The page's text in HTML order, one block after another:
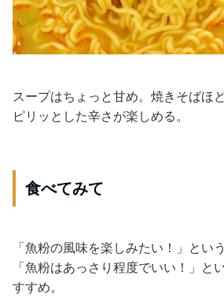
スープはちょっと甘め。焼きそばほ
ピリッとした辛さが楽しめる。
食べてみて
「魚粉の風味を楽しみたい！」とい
「魚粉はあっさり程度でいい！」と
すすめ。